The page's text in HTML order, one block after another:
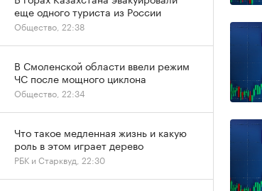
еще одного туриста из России
Общество, 22:38
В Смоленской области ввели режим
ЧС после мощного циклона
Общество, 22:34
Что такое медленная жизнь и какую
роль в этом играет дерево
РБК и Старквуд, 22:30